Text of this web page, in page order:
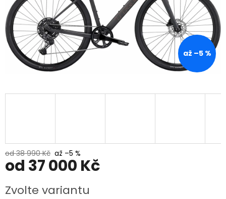
až –5 %
od 38 990 Kč až –5 %
od 37 000 Kč
cena:
Zvolte variantu